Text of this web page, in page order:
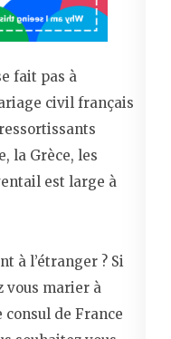
fait pas à
civil français
la Grèce, les
est large à
à l’étranger ? Si
vous marier à
consul de France